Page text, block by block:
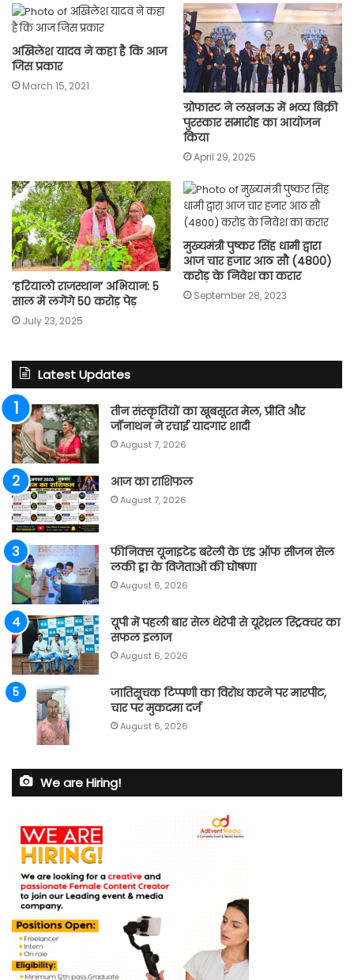
अखिलेश यादव ने कहा है कि आज
जिस प्रकार
March 15, 2021
ग्रोफास्ट ने लखनऊ में भव्य बिक्री
पुरस्कार समारोह का आयोजन
किया
April 29, 2025
‘हरियालो राजस्थान’ अभियान: 5
साल में लगेंगे 50 करोड़ पेड़
July 23, 2025
मुख्यमंत्री पुष्कर सिंह धामी द्वारा
आज चार हजार आठ सौ (4800)
करोड़ के निवेश का करार
September 28, 2023
Latest Updates
तीन संस्कृतियों का खूबसूरत मेल, प्रीति और
जॉनाथन ने रचाई यादगार शादी
August 7, 2026
आज का राशिफल
August 7, 2026
फीनिक्स यूनाइटेड बरेली के एंड ऑफ सीजन सेल
लकी ड्रा के विजेताओं की घोषणा
August 6, 2026
यूपी में पहली बार सेल थेरेपी से यूरेथ्रल स्ट्रिक्चर का
सफल इलाज
August 6, 2026
जातिसूचक टिप्पणी का विरोध करने पर मारपीट,
चार पर मुकदमा दर्ज
August 6, 2026
We are Hiring!